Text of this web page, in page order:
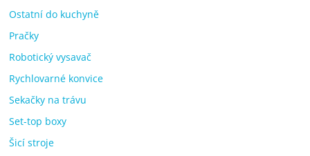
Ostatní do kuchyně
Pračky
Robotický vysavač
Rychlovarné konvice
Sekačky na trávu
Set-top boxy
Šicí stroje